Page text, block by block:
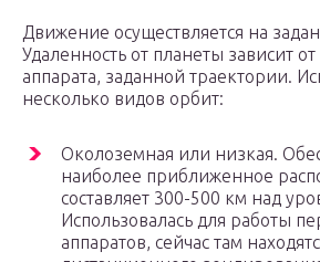
Движение осуществляется на
Удаленность от планеты зависит
аппарата, заданной траектории.
несколько видов орбит:
Околоземная или низкая.
наиболее приближенное
составляет 300-500 км над
Использовалась для работы
аппаратов, сейчас там